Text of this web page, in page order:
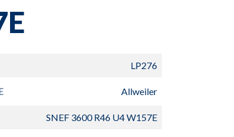
LP276
Allweiler
SNEF 3600 R46 U4 W157E